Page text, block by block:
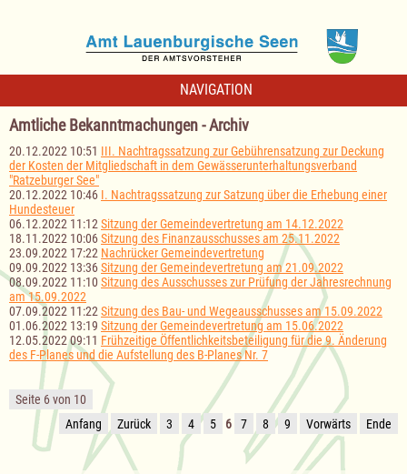
NAVIGATION
Amtliche Bekanntmachungen - Archiv
20.12.2022 10:51 III. Nachtragssatzung zur Gebührensatzung zur Deckung
der Kosten der Mitgliedschaft in dem Gewässerunterhaltungsverband
"Ratzeburger See"
20.12.2022 10:46 I. Nachtragssatzung zur Satzung über die Erhebung einer
Hundesteuer
06.12.2022 11:12 Sitzung der Gemeindevertretung am 14.12.2022
18.11.2022 10:06Sitzung des Finanzausschusses am 25.11.2022
23.09.2022 17:22 Nachrücker Gemeindevertretung
09.09.2022 13:36Sitzung der Gemeindevertretung am 21.09.2022
08.09.2022 11:10 Sitzung des Ausschusses zur Prüfung der Jahresrechnung
am 15.09.2022
07.09.2022 11:22 Sitzung des Bau- und Wegeausschusses am 15.09.2022
01.06.2022 13:19 Sitzung der Gemeindevertretung am 15.06.2022
12.05.2022 09:11 Frühzeitige Öffentlichkeitsbeteiligung für die 9. Änderung
des F-Planes und die Aufstellung des B-Planes Nr. 7
Seite 6 von 10
Anfang
Zurück 3 4 5 6 7 8 9 Vorwärts Ende